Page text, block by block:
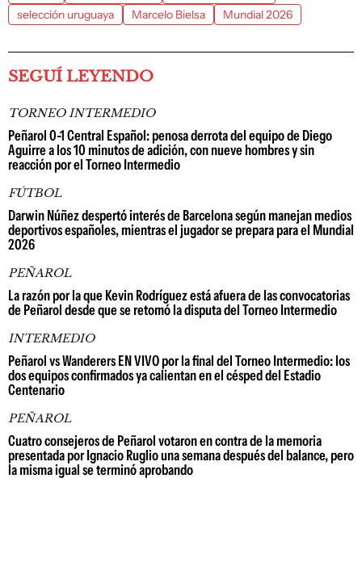
selección uruguaya
Marcelo Bielsa Mundial 2026
SEGUÍ LEYENDO
TORNEO INTERMEDIO
Peñarol 0-1 Central Español: penosa derrota del equipo de Diego
Aguirre a los 10 minutos de adición, con nueve hombres y sin
reacción por el Torneo Intermedio
FÚTBOL
Darwin Núñez despertó interés de Barcelona según manejan medios
deportivos españoles, mientras el jugador se prepara para el Mundial
2026
PEÑAROL
La razón por la que Kevin Rodríguez está afuera de las convocatorias
de Peñarol desde que se retomó la disputa del Torneo Intermedio
INTERMEDIO
Peñarol vs Wanderers EN VIVO por la final del Torneo Intermedio: los
dos equipos confirmados ya calientan en el césped del Estadio
Centenario
PEÑAROL
Cuatro consejeros de Peñarol votaron en contra de la memoria
presentada por Ignacio Ruglio una semana después del balance, pero
la misma igual se terminó aprobando